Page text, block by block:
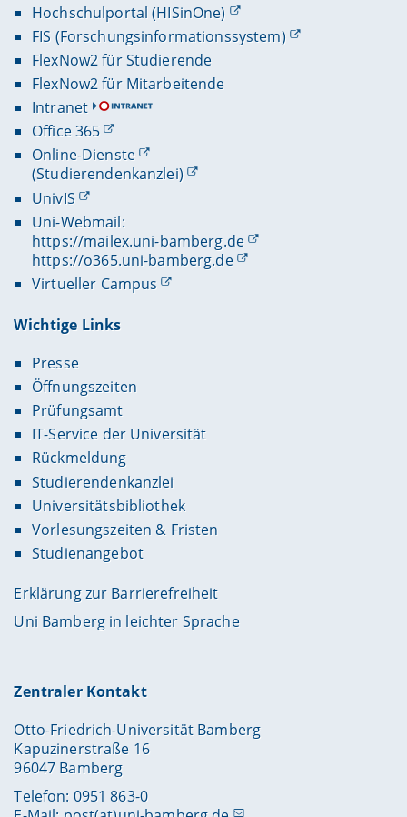
Hochschulportal (HISinOne)
FIS (Forschungsinformationssystem)
FlexNow2 für Studierende
FlexNow2 für Mitarbeitende
Intranet
Office 365
Online-Dienste
(Studierendenkanzlei)
UnivIS
Uni-Webmail:
https://mailex.uni-bamberg.de
https://o365.uni-bamberg.de
Virtueller Campus
Wichtige Links
Presse
Öffnungszeiten
Prüfungsamt
IT-Service der Universität
Rückmeldung
Studierendenkanzlei
Universitätsbibliothek
Vorlesungszeiten & Fristen
Studienangebot
Erklärung zur Barrierefreiheit
Uni Bamberg in leichter Sprache
Zentraler Kontakt
Otto-Friedrich-Universität Bamberg
Kapuzinerstraße 16
96047 Bamberg
Telefon: 0951 863-0